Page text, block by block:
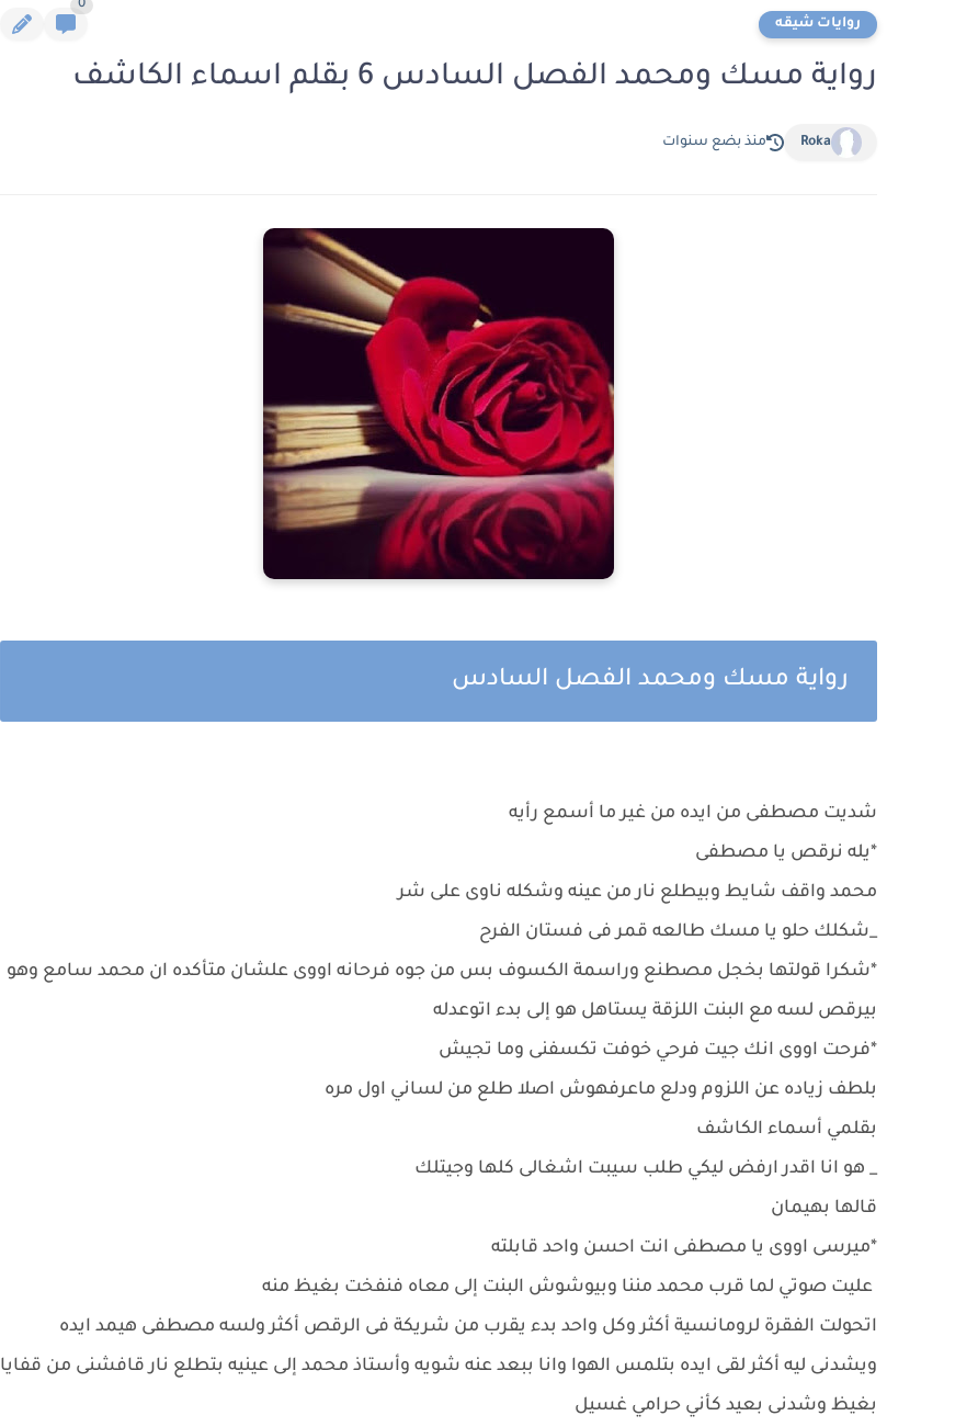
روايات شيقه
0
رواية مسك ومحمد الفصل السادس 6 بقلم اسماء الكاشف
Roka منذ بضع سنوات
رواية مسك ومحمد الفصل السادس
شديت مصطفى من ايده من غير ما أسمع رأيه
*يله نرقص يا مصطفى
محمد واقف شايط وبيطلع نار من عينه وشكله ناوى على شر
_شكلك حلو يا مسك طالعه قمر فى فستان الفرح
*شكرا قولتها بخجل مصطنع وراسمة الكسوف بس من جوه فرحانه اووى علشان متأكده ان محمد سامع وهو
بيرقص لسه مع البنت اللزقة يستاهل هو إلى بدء اتوعدله
*فرحت اووى انك جيت فرحي خوفت تكسفنى وما تجيش
بلطف زياده عن اللزوم ودلع ماعرفهوش اصلا طلع من لساني اول مره
بقلمي أسماء الكاشف
_ هو انا اقدر ارفض ليكي طلب سيبت اشغالى كلها وجيتلك
قالها بهيمان
*ميرسى اووى يا مصطفى انت احسن واحد قابلته
عليت صوتي لما قرب محمد مننا وبيوشوش البنت إلى معاه فنفخت بغيظ منه
اتحولت الفقرة لرومانسية أكثر وكل واحد بدء يقرب من شريكة فى الرقص أكثر ولسه مصطفى هيمد ايده
ويشدنى ليه أكثر لقى ايده بتلمس الهوا وانا ببعد عنه شويه وأستاذ محمد إلى عينيه بتطلع نار قافشنى من قفايا
بغيظ وشدنى بعيد كأني حرامي غسيل